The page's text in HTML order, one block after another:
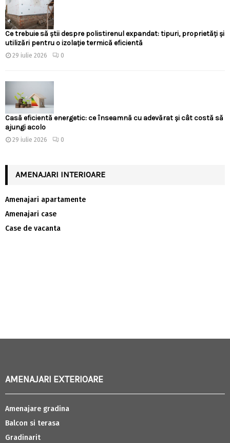
Ce trebuie să știi despre polistirenul expandat: tipuri, proprietăți și
utilizări pentru o izolație termică eficientă
29 iulie 2026 0
Casă eficientă energetic: ce înseamnă cu adevărat și cât costă să
ajungi acolo
29 iulie 2026 0
AMENAJARI INTERIOARE
Amenajari apartamente
Amenajari case
Case de vacanta
AMENAJARI EXTERIOARE
Amenajare gradina
Balcon si terasa
Gradinarit